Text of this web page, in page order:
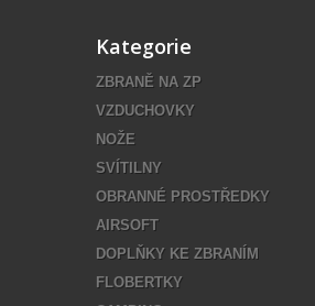
Kategorie
ZBRANĚ NA ZP
VZDUCHOVKY
NOŽE
SVÍTILNY
OBRANNÉ PROSTŘEDKY
AIRSOFT
DOPLŇKY KE ZBRANÍM
FLOBERTKY